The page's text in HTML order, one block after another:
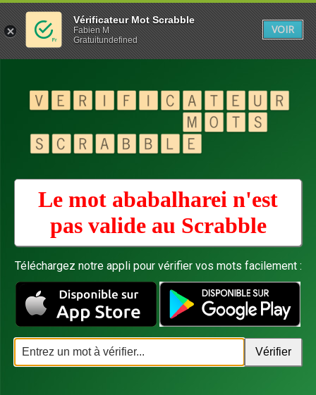
Le mot ababalharei n'est
pas valide au Scrabble
Téléchargez notre appli pour vérifier vos mots facilement :
Vérificateur Mot Scrabble
Fabien M
Gratuitundefined
VOIR